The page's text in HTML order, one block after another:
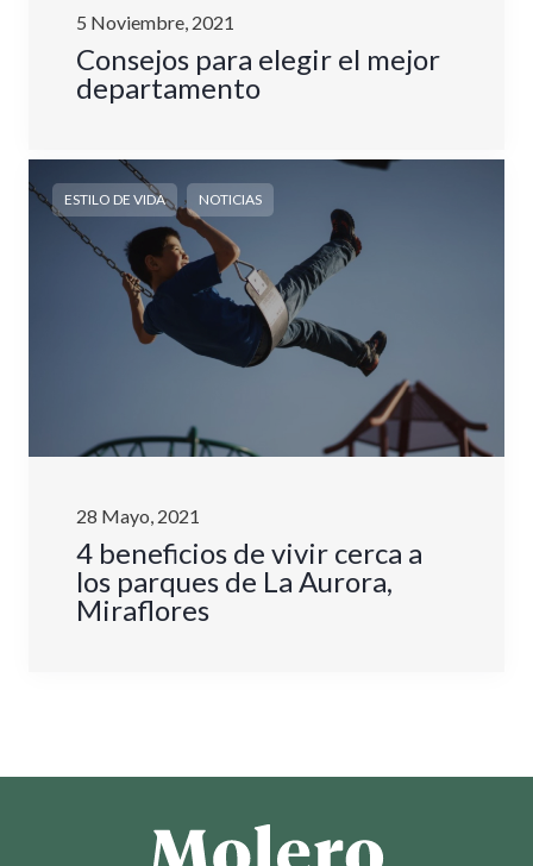
5 Noviembre, 2021
Consejos para elegir el mejor
departamento
ESTILO DE VIDA , NOTICIAS
28 Mayo, 2021
4 beneficios de vivir cerca a
los parques de La Aurora,
Miraflores